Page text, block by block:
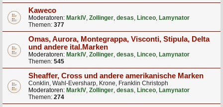
Kaweco
Moderatoren: MarkIV, Zollinger, desas, Linceo, Lamynator
Themen: 377
Omas, Aurora, Montegrappa, Visconti, Stipula, Delta
und andere ital.Marken
Moderatoren: MarkIV, Zollinger, desas, Linceo, Lamynator
Themen: 545
Sheaffer, Cross und andere amerikanische Marken
Conklin, Wahl-Eversharp, Krone, Franklin Christoph
Moderatoren: MarkIV, Zollinger, desas, Linceo, Lamynator
Themen: 274